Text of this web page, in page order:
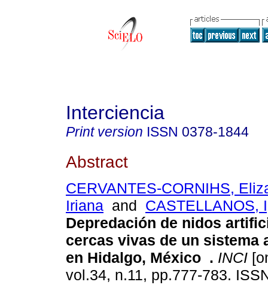
Interciencia
Print version ISSN 0378-1844
Abstract
CERVANTES-CORNIHS,
Iriana and CASTELLANOS,
Depredación de nidos
cercas vivas de un sistema
en Hidalgo, México . INCI
vol.34, n.11, pp.777-783.